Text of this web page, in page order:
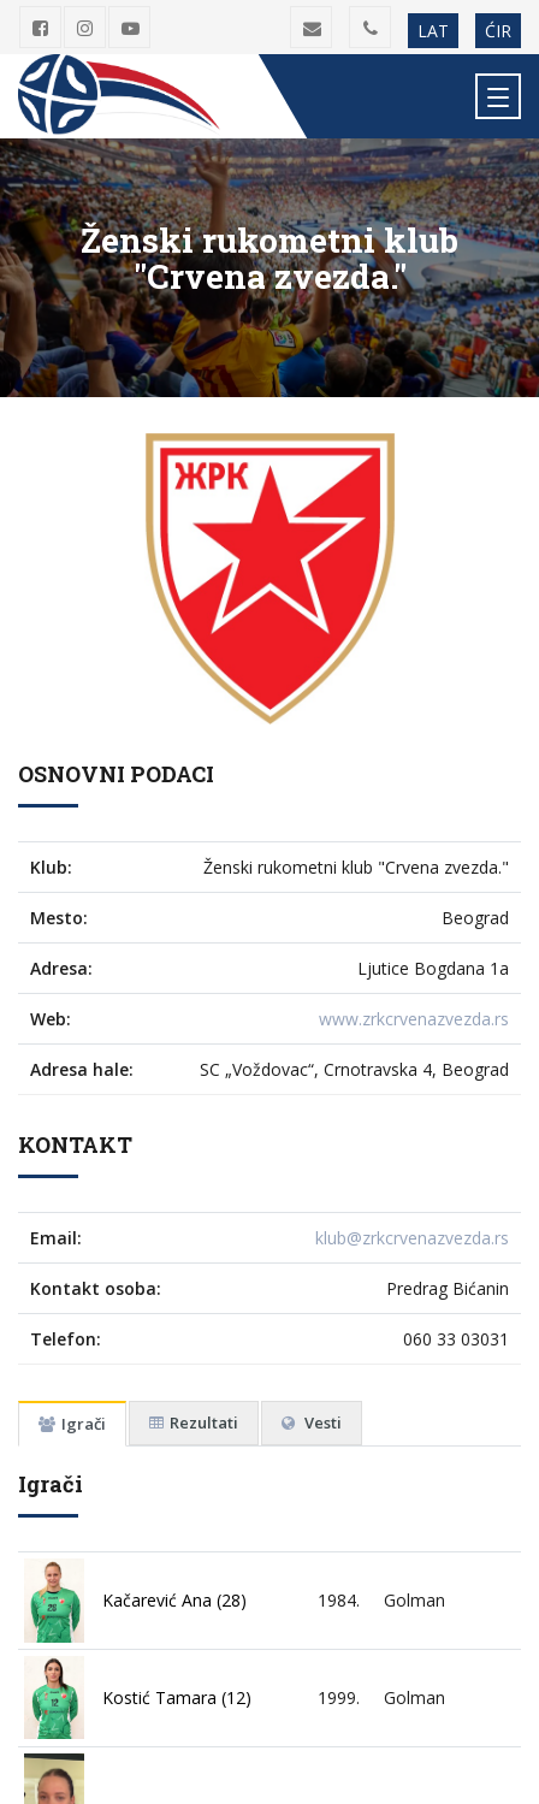
LAT ĆIR
Ženski rukometni klub
"Crvena zvezda."
OSNOVNI PODACI
Klub: Ženski rukometni klub "Crvena zvezda."
Mesto: Beograd
Adresa: Ljutice Bogdana 1a
Web: www.zrkcrvenazvezda.rs
Adresa hale: SC „Voždovac“, Crnotravska 4, Beograd
KONTAKT
Email: klub@zrkcrvenazvezda.rs
Kontakt osoba: Predrag Bićanin
Telefon: 060 33 03031
Igrači Rezultati Vesti
Igrači
Kačarević Ana (28) 1984. Golman
Kostić Tamara (12) 1999. Golman